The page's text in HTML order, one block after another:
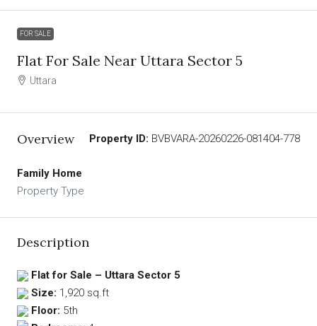
FOR SALE
Flat For Sale Near Uttara Sector 5
Uttara
Overview Property ID: BVBVARA-20260226-081404-778
Family Home
Property Type
Description
Flat for Sale – Uttara Sector 5
Size: 1,920 sq.ft
Floor: 5th